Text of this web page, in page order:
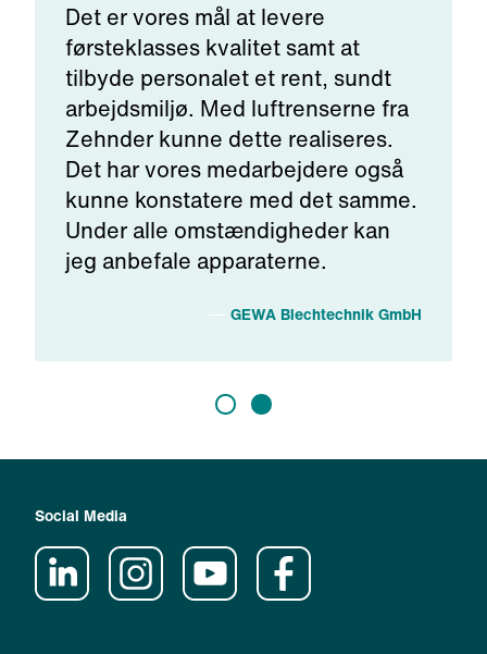
Det er vores mål at levere
førsteklasses kvalitet samt at
tilbyde personalet et rent, sundt
arbejdsmiljø. Med luftrenserne fra
Zehnder kunne dette realiseres.
Det har vores medarbejdere også
kunne konstatere med det samme.
Under alle omstændigheder kan
jeg anbefale apparaterne.
GEWA Blechtechnik GmbH
Social Media